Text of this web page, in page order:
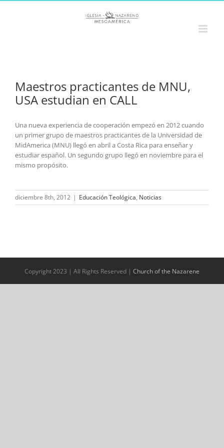
Maestros practicantes de MNU,
USA estudian en CALL
Una nueva experiencia de cooperación empezó en 2012 cuando
un primer grupo de maestros practicantes de la Universidad de
MidAmerica (MNU) llegó en abril a Costa Rica para enseñar y
estudiar español. Un segundo grupo llegó en noviembre para el
mismo propósito.
diciembre 8th, 2012 | Educación Teológica, Noticias
Copyright 2023 | All Rights Reserved | Church of the Nazarene